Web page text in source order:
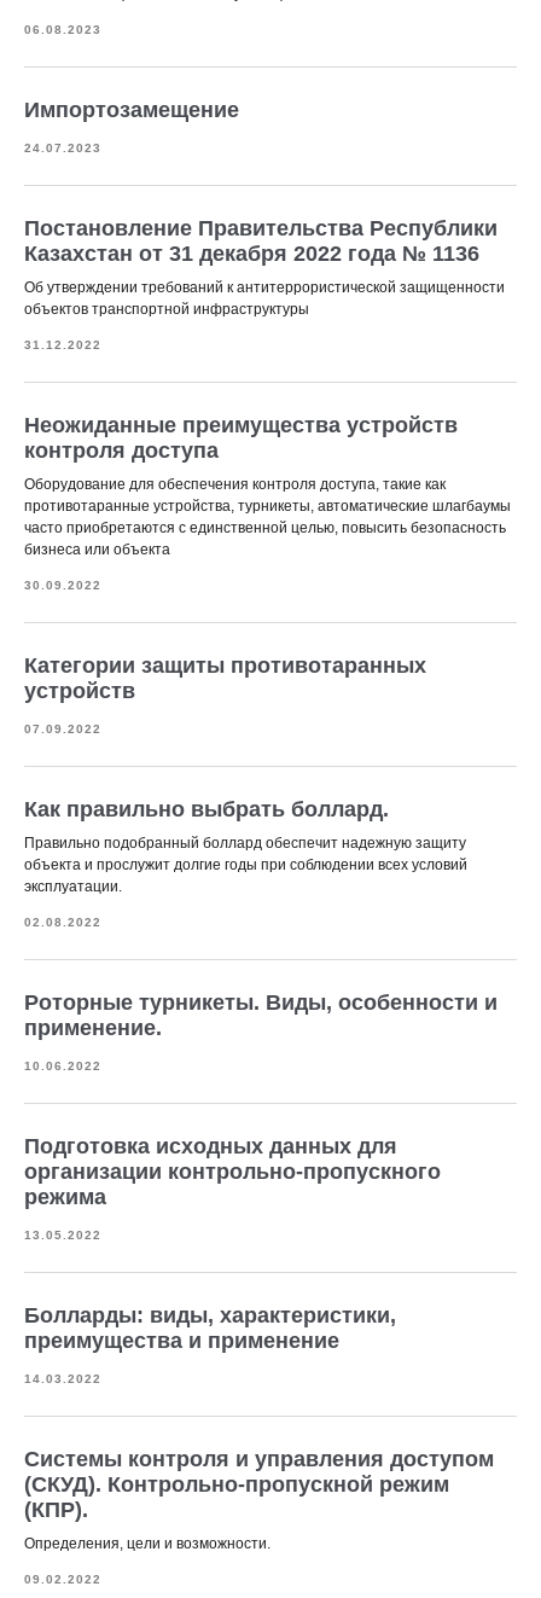
06.08.2023
Импортозамещение
24.07.2023
Постановление Правительства Республики
Казахстан от 31 декабря 2022 года № 1136
Об утверждении требований к антитеррористической защищенности
объектов транспортной инфраструктуры
31.12.2022
Неожиданные преимущества устройств
контроля доступа
Оборудование для обеспечения контроля доступа, такие как
противотаранные устройства, турникеты, автоматические шлагбаумы
часто приобретаются с единственной целью, повысить безопасность
бизнеса или объекта
30.09.2022
Категории защиты противотаранных
устройств
07.09.2022
Как правильно выбрать боллард.
Правильно подобранный боллард обеспечит надежную защиту
объекта и прослужит долгие годы при соблюдении всех условий
эксплуатации.
02.08.2022
Роторные турникеты. Виды, особенности и
применение.
10.06.2022
Подготовка исходных данных для
организации контрольно-пропускного
режима
13.05.2022
Болларды: виды, характеристики,
преимущества и применение
14.03.2022
Системы контроля и управления доступом
(СКУД). Контрольно-пропускной режим
(КПР).
Определения, цели и возможности.
09.02.2022